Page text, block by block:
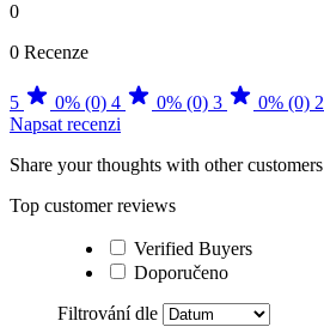
0
0 Recenze
5 0% (0) 4 0% (0) 3 0% (0) 2
Napsat recenzi
Share your thoughts with other customers
Top customer reviews
Verified Buyers
Doporučeno
Filtrování dle